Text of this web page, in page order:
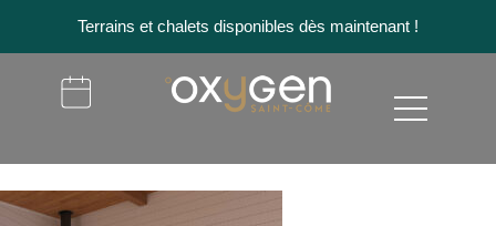
Terrains et chalets disponibles dès maintenant !